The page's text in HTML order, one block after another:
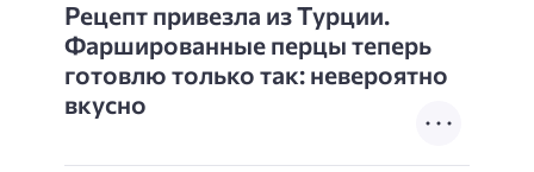
Рецепт привезла из Турции.
Фаршированные перцы теперь
готовлю только так: невероятно
вкусно